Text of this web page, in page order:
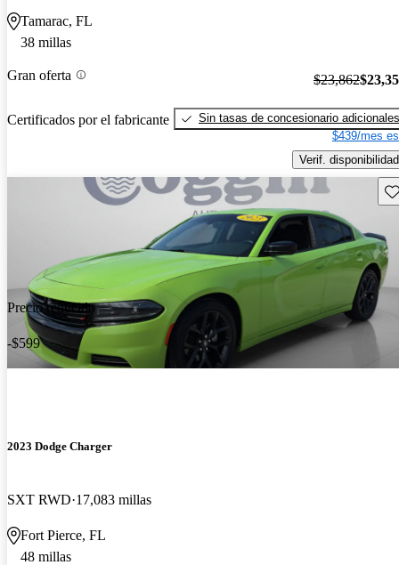
Tamarac, FL
38 millas
Gran oferta
Certificados por el fabricante
$23,862
Sin tasas de concesionario adicionales
$439/mes
Verif. disponibilidad
Precio reducido
-$599
2023 Dodge Charger
SXT RWD 17,083 millas
Fort Pierce, FL
48 millas